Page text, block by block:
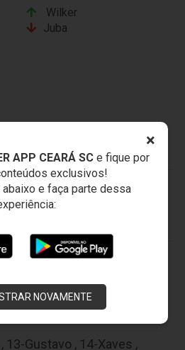
×
APP CEARÁ SCe fique por
exclusivos!
e faça parte dessa
NOVAMENTE
Wilker
Juba
CLUB
Henrique,2-Marcos
,8-Ricardinho
Gamalho
, 13-Gustavo , 14-Xaves ,